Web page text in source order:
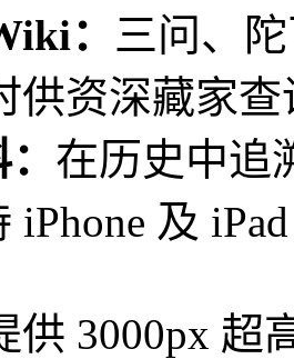
： 三问、
供资深藏家
在历史中追
iPhone 及
供 3000px 超